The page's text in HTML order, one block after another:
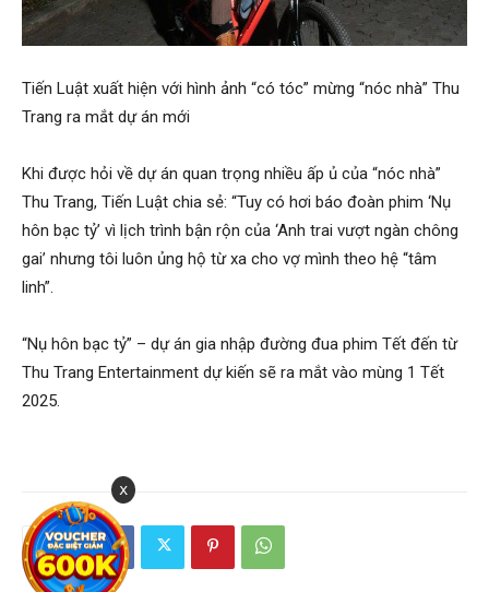
Tiến Luật xuất hiện với hình ảnh “có tóc” mừng “nóc nhà” Thu
Trang ra mắt dự án mới
Khi được hỏi về dự án quan trọng nhiều ấp ủ của “nóc nhà”
Thu Trang, Tiến Luật chia sẻ: “Tuy có hơi báo đoàn phim ‘Nụ
hôn bạc tỷ’ vì lịch trình bận rộn của ‘Anh trai vượt ngàn chông
gai’ nhưng tôi luôn ủng hộ từ xa cho vợ mình theo hệ “tâm
linh”.
“Nụ hôn bạc tỷ” – dự án gia nhập đường đua phim Tết đến từ
Thu Trang Entertainment dự kiến sẽ ra mắt vào mùng 1 Tết
2025.
x